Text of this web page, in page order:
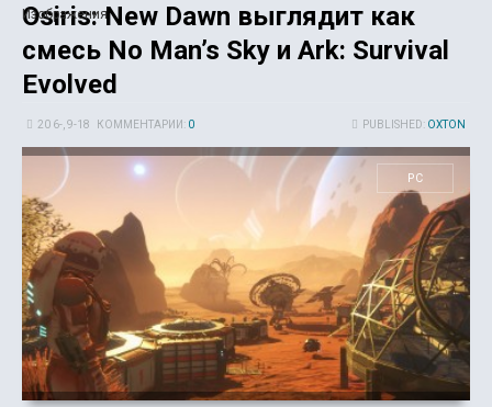
Изображения
Osiris: New Dawn выглядит как
смесь No Man’s Sky и Ark: Survival
Evolved
PUBLISHED: OXTON
20 6-, 9-18 КОММЕНТАРИИ: 0
PC